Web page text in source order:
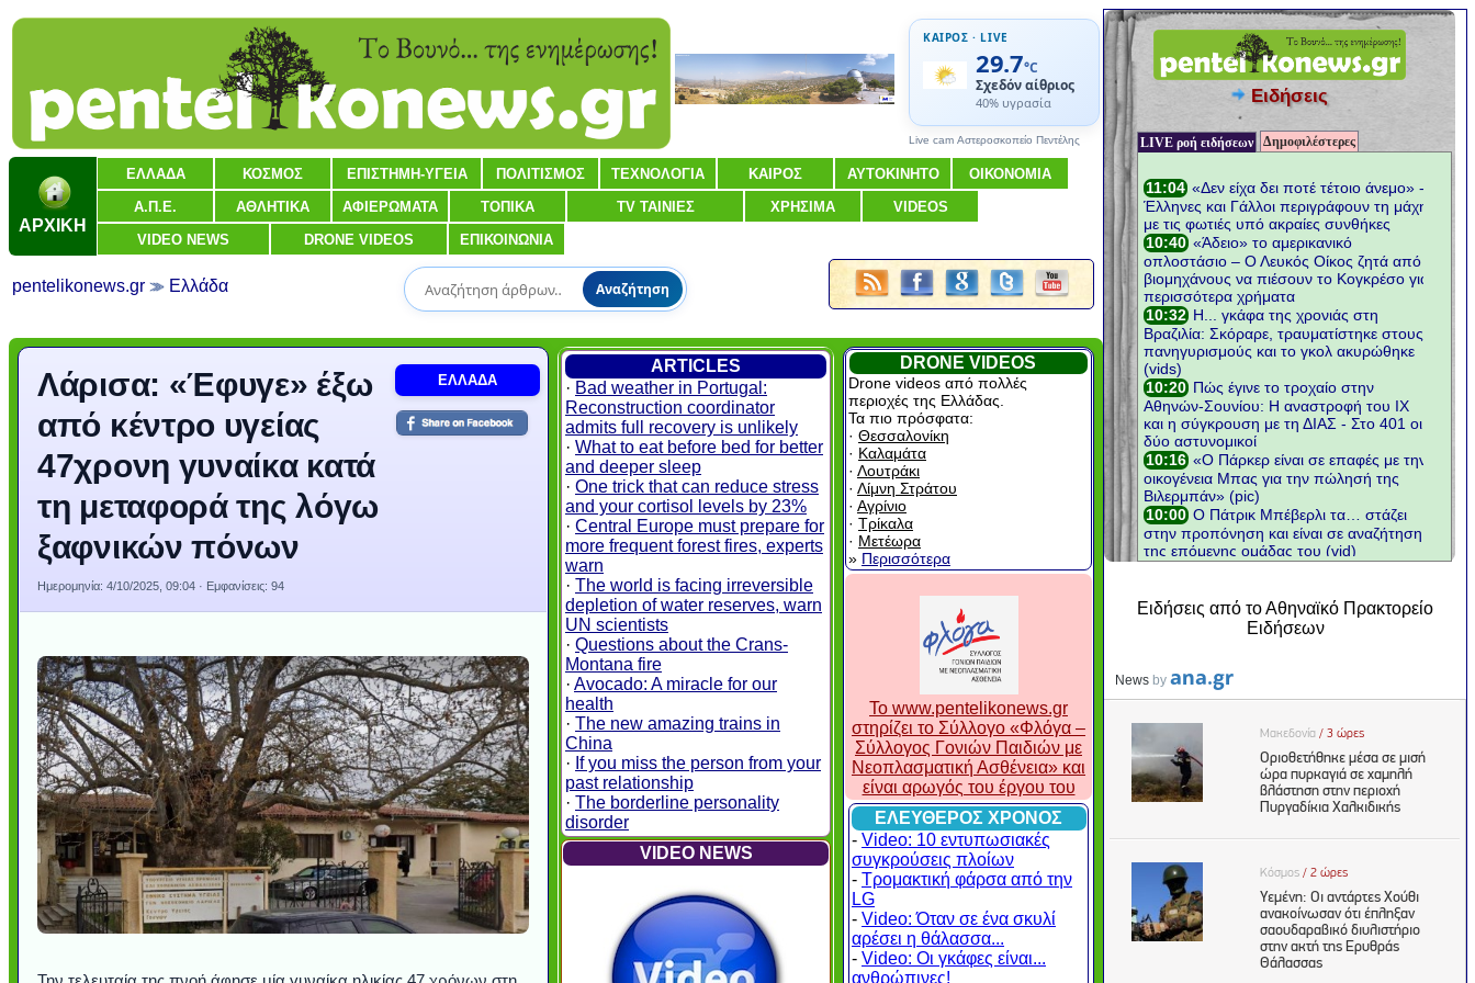
ΚΑΙΡΟΣ · LIVE
29.7°C
Σχεδόν αίθριος
40% υγρασία
Live cam Αστεροσκοπείο Πεντέλης
ΑΡΧΙΚΗ
ΕΛΛΑΔΑ ΚΟΣΜΟΣ ΕΠΙΣΤΗΜΗ-ΥΓΕΙΑ ΠΟΛΙΤΙΣΜΟΣ ΤΕΧΝΟΛΟΓΙΑ ΚΑΙΡΟΣ ΑΥΤΟΚΙΝΗΤΟ ΟΙΚΟΝΟΜΙΑ
Α.Π.Ε. ΑΘΛΗΤΙΚΑ ΑΦΙΕΡΩΜΑΤΑ ΤΟΠΙΚΑ TV ΤΑΙΝΙΕΣ ΧΡΗΣΙΜΑ VIDEOS
VIDEO NEWS DRONE VIDEOS ΕΠΙΚΟΙΝΩΝΙΑ
pentelikonews.gr Ελλάδα Αναζήτηση
ΕΛΛΑΔΑ
Λάρισα: «Έφυγε» έξω
από κέντρο υγείας
47χρονη γυναίκα κατά
τη μεταφορά της λόγω
ξαφνικών πόνων
Ημερομηνία: 4/10/2025, 09:04 · Εμφανίσεις: 94
ARTICLES
· Bad weather in Portugal:
Reconstruction coordinator
admits full recovery is unlikely
· What to eat before bed for better
and deeper sleep
· One trick that can reduce stress
and your cortisol levels by 23%
· Central Europe must prepare for
more frequent forest fires, experts
warn
· The world is facing irreversible
depletion of water reserves, warn
UN scientists
· Questions about the Crans-
Montana fire
· Avocado: A miracle for our
health
· The new amazing trains in
China
· If you miss the person from your
past relationship
· The borderline personality
disorder
VIDEO NEWS
DRONE VIDEOS
Drone videos από πολλές
περιοχές της Ελλάδας.
Τα πιο πρόσφατα:
· Θεσσαλονίκη
· Καλαμάτα
· Λουτράκι
· Λίμνη Στράτου
· Αγρίνιο
· Τρίκαλα
· Μετέωρα
» Περισσότερα
To www.pentelikonews.gr
στηρίζει το Σύλλογο «Φλόγα –
Σύλλογος Γονιών Παιδιών με
Νεοπλασματική Ασθένεια» και
είναι αρωγός του έργου του
ΕΛΕΥΘΕΡΟΣ ΧΡΟΝΟΣ
- Video: 10 εντυπωσιακές
συγκρούσεις πλοίων
- Τρομακτική φάρσα από την
LG
- Video: Όταν σε ένα σκυλί
αρέσει η θάλασσα...
- Video: Οι γκάφες είναι...
ανθρώπινες!
Ειδήσεις
LIVE ροή ειδήσεων Δημοφιλέστερες
Ειδήσεις από το Αθηναϊκό Πρακτορείο
Ειδήσεων